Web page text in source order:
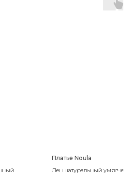
Платье Noula
Лен натуральный